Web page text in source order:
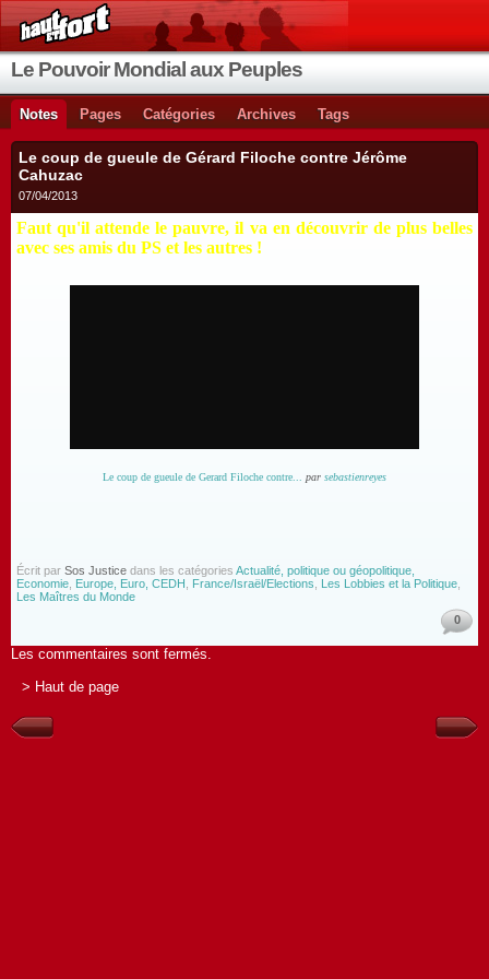
Le Pouvoir Mondial aux Peuples
Notes Pages Catégories Archives Tags
Le coup de gueule de Gérard Filoche contre Jérôme
Cahuzac
07/04/2013
Faut qu'il attende le pauvre, il va en découvrir de plus belles
avec ses amis du PS et les autres !
Le coup de gueule de Gerard Filoche contre... par sebastienreyes
Écrit par Sos Justice dans les catégories Actualité, politique ou géopolitique,
Economie Europe, Euro, CEDH France/Israël/Elections Les Lobbies et la Politique
Les Maîtres du Monde
0
Les commentaires sont fermés.
> Haut de page